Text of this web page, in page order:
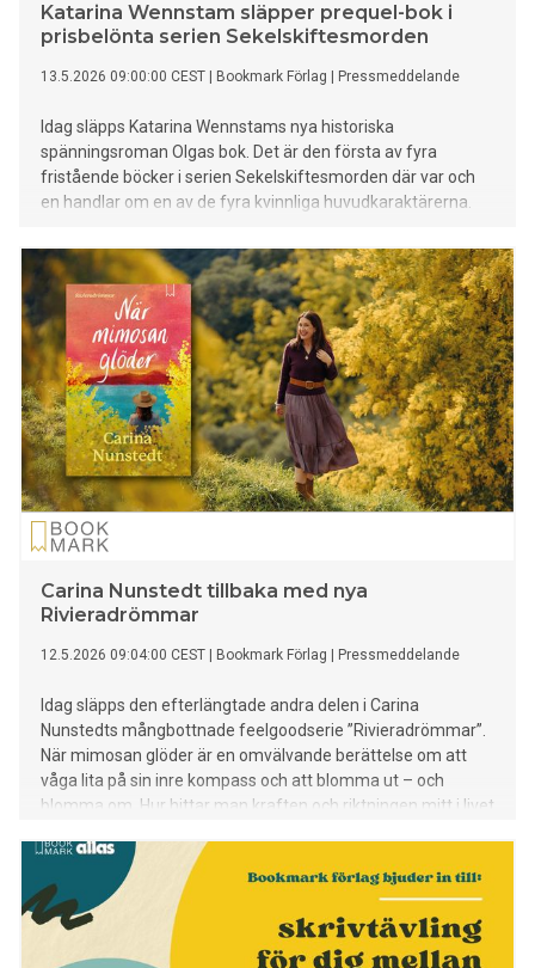
Katarina Wennstam släpper prequel-bok i
prisbelönta serien Sekelskiftesmorden
13.5.2026 09:00:00 CEST Bookmark Förlag Pressmeddelande
Idag släpps Katarina Wennstams nya historiska
spänningsroman Olgas bok. Det är den första av fyra
fristående böcker i serien Sekelskiftesmorden där var och
en handlar om en av de fyra kvinnliga huvudkaraktärerna.
Carina Nunstedt tillbaka med nya
Rivieradrömmar
12.5.2026 09:04:00 CEST Bookmark Förlag Pressmeddelande
Idag släpps den efterlängtade andra delen i Carina
Nunstedts mångbottnade feelgoodserie ”Rivieradrömmar”.
När mimosan glöder är en omvälvande berättelse om att
våga lita på sin inre kompass och att blomma ut – och
blomma om. Hur hittar man kraften och riktningen mitt i livet